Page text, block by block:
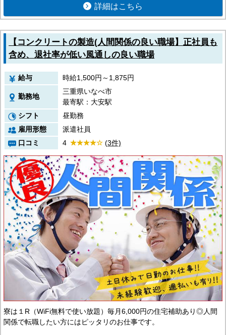
詳細はこちら
【コンクリートの製造(人間関係の良い職場】正社員も
含め、退社率が低い風通しの良い職場
給与 時給1,500円～1,875円
勤務地
三重県いなべ市
最寄駅：大安駅
シフト
昼勤務
雇用形態
派遣社員
口コミ
4 (3件)
寮は１R（WiFi無料で使い放題）毎月6,000円の住宅補助あり◎人間
関係で転職したい方にはピッタリのお仕事です。